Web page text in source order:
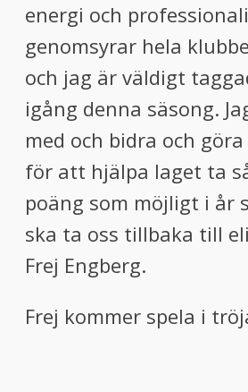
energi och
genomsyrar hela
och jag är väldigt
igång denna säsong.
med och bidra och
för att hjälpa laget ta
poäng som möjligt i år
ska ta oss tillbaka till
Frej Engberg.
Frej kommer spela i